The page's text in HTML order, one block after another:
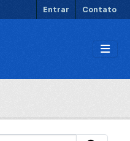
Entrar Contato